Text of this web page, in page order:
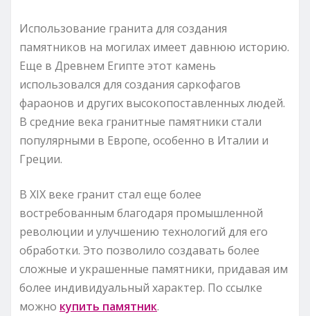
Использование гранита для создания
памятников на могилах имеет давнюю историю.
Еще в Древнем Египте этот камень
использовался для создания саркофагов
фараонов и других высокопоставленных людей.
В средние века гранитные памятники стали
популярными в Европе, особенно в Италии и
Греции.
В XIX веке гранит стал еще более
востребованным благодаря промышленной
революции и улучшению технологий для его
обработки. Это позволило создавать более
сложные и украшенные памятники, придавая им
более индивидуальный характер. По ссылке
можно купить памятник.